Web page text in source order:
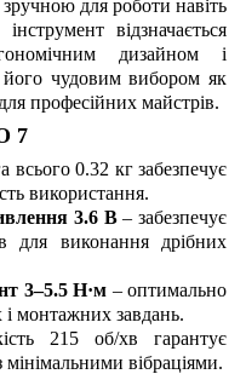
для роботи навіть
відзначається
дизайном і
чудовим вибором як
професійних майстрів.
7
всього 0.32 кг забезпечує
використання.
3.6 В– забезпечує
для виконання дрібних
3–5.5 Н·м – оптимально
і монтажних завдань.
215 об/хв гарантує
мінімальними вібраціями.